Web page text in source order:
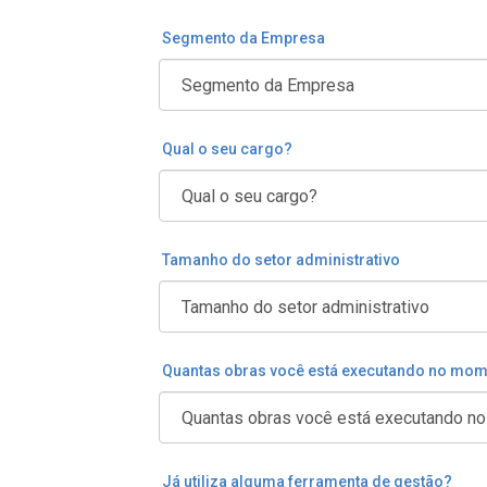
Segmento da Empresa
Qual o seu cargo?
Tamanho do setor administrativo
Quantas obras você está executando no
Já utiliza alguma ferramenta de gestão?